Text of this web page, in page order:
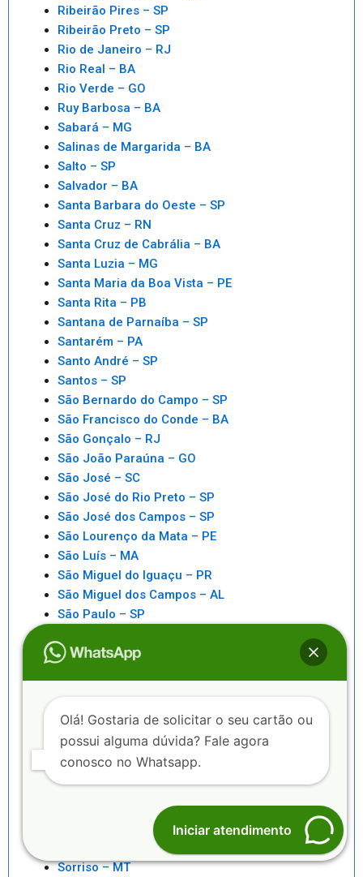
Ribeirão Pires – SP
Ribeirão Preto – SP
Rio de Janeiro – RJ
Rio Real – BA
Rio Verde – GO
Ruy Barbosa – BA
Sabará – MG
Salinas de Margarida – BA
Salto – SP
Salvador – BA
Santa Barbara do Oeste – SP
Santa Cruz – RN
Santa Cruz de Cabrália – BA
Santa Luzia – MG
Santa Maria da Boa Vista – PE
Santa Rita – PB
Santana de Parnaíba – SP
Santarém – PA
Santo André – SP
Santos – SP
São Bernardo do Campo – SP
São Francisco do Conde – BA
São Gonçalo – RJ
São João Paraúna – GO
São José – SC
São José do Rio Preto – SP
São José dos Campos – SP
São Lourenço da Mata – PE
São Luís – MA
São Miguel do Iguaçu – PR
São Miguel dos Campos – AL
São Paulo – SP
São Sebastiao – SP
Senhor do Bonfim – BA
Serra – ES
Serrinha – BA
Sete Lagoas – MG
Sorriso – MT
Olá! Gostaria de solicitar o seu cartão ou
possui alguma dúvida? Fale agora
conosco no Whatsapp.
Iniciar atendimento